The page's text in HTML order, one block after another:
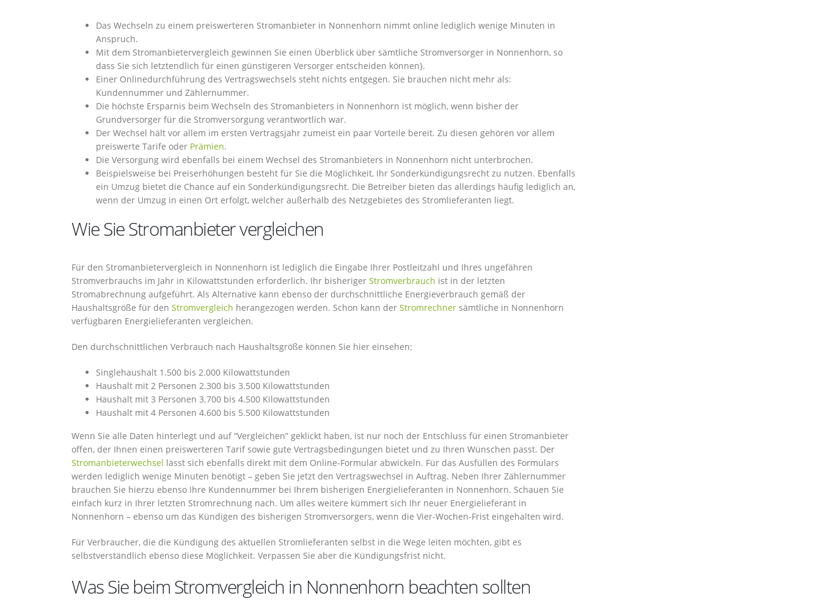
Das Wechseln zu einem preiswerteren Stromanbieter in Nonnenhorn nimmt online lediglich wenige Minuten in
Anspruch.
Mit dem Stromanbietervergleich gewinnen Sie einen Überblick über sämtliche Stromversorger in Nonnenhorn, so
dass Sie sich letztendlich für einen günstigeren Versorger entscheiden können}.
Einer Onlinedurchführung des Vertragswechsels steht nichts entgegen. Sie brauchen nicht mehr als:
Kundennummer und Zählernummer.
Die höchste Ersparnis beim Wechseln des Stromanbieters in Nonnenhorn ist möglich, wenn bisher der
Grundversorger für die Stromversorgung verantwortlich war.
Der Wechsel hält vor allem im ersten Vertragsjahr zumeist ein paar Vorteile bereit. Zu diesen gehören vor allem
preiswerte Tarife oder Prämien.
Die Versorgung wird ebenfalls bei einem Wechsel des Stromanbieters in Nonnenhorn nicht unterbrochen.
Beispielsweise bei Preiserhöhungen besteht für Sie die Möglichkeit, Ihr Sonderkündigungsrecht zu nutzen. Ebenfalls
ein Umzug bietet die Chance auf ein Sonderkündigungsrecht. Die Betreiber bieten das allerdings häufig lediglich an,
wenn der Umzug in einen Ort erfolgt, welcher außerhalb des Netzgebietes des Stromlieferanten liegt.
Wie Sie Stromanbieter vergleichen
Für den Stromanbietervergleich in Nonnenhorn ist lediglich die Eingabe Ihrer Postleitzahl und Ihres ungefähren
Stromverbrauchs im Jahr in Kilowattstunden erforderlich. Ihr bisheriger Stromverbrauch ist in der letzten
Stromabrechnung aufgeführt. Als Alternative kann ebenso der durchschnittliche Energieverbrauch gemäß der
Haushaltsgröße für den Stromvergleich herangezogen werden. Schon kann der Stromrechner sämtliche in Nonnenhorn
verfügbaren Energielieferanten vergleichen.
Den durchschnittlichen Verbrauch nach Haushaltsgröße können Sie hier einsehen:
Singlehaushalt 1.500 bis 2.000 Kilowattstunden
Haushalt mit 2 Personen 2.300 bis 3.500 Kilowattstunden
Haushalt mit 3 Personen 3.700 bis 4.500 Kilowattstunden
Haushalt mit 4 Personen 4.600 bis 5.500 Kilowattstunden
Wenn Sie alle Daten hinterlegt und auf “Vergleichen” geklickt haben, ist nur noch der Entschluss für einen Stromanbieter
offen, der Ihnen einen preiswerteren Tarif sowie gute Vertragsbedingungen bietet und zu Ihren Wünschen passt. Der
Stromanbieterwechsel lässt sich ebenfalls direkt mit dem Online-Formular abwickeln. Für das Ausfüllen des Formulars
werden lediglich wenige Minuten benötigt – geben Sie jetzt den Vertragswechsel in Auftrag. Neben Ihrer Zählernummer
brauchen Sie hierzu ebenso Ihre Kundennummer bei Ihrem bisherigen Energielieferanten in Nonnenhorn. Schauen Sie
einfach kurz in Ihrer letzten Stromrechnung nach. Um alles weitere kümmert sich Ihr neuer Energielieferant in
Nonnenhorn – ebenso um das Kündigen des bisherigen Stromversorgers, wenn die Vier-Wochen-Frist eingehalten wird.
Für Verbraucher, die die Kündigung des aktuellen Stromlieferanten selbst in die Wege leiten möchten, gibt es
selbstverständlich ebenso diese Möglichkeit. Verpassen Sie aber die Kündigungsfrist nicht.
Was Sie beim Stromvergleich in Nonnenhorn beachten sollten